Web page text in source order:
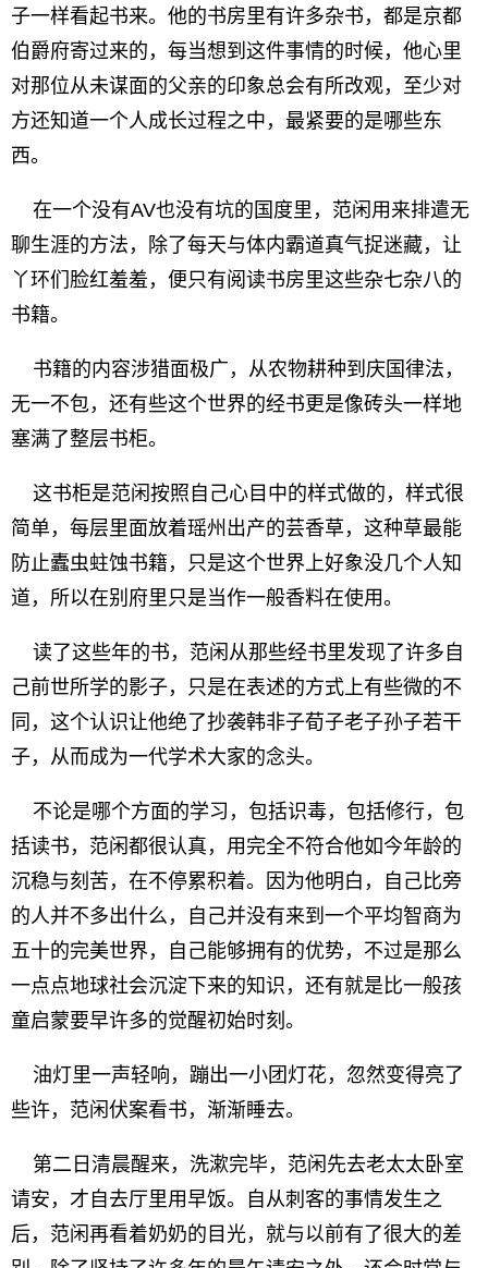
子一样看起书来。他的书房里有许多杂书，都是京都
伯爵府寄过来的，每当想到这件事情的时候，他心里
对那位从未谋面的父亲的印象总会有所改观，至少对
方还知道一个人成长过程之中，最紧要的是哪些东
西。
在一个没有AV也没有坑的国度里，范闲用来排遣无
聊生涯的方法，除了每天与体内霸道真气捉迷藏，让
丫环们脸红羞羞，便只有阅读书房里这些杂七杂八的
书籍。
书籍的内容涉猎面极广，从农物耕种到庆国律法，
无一不包，还有些这个世界的经书更是像砖头一样地
塞满了整层书柜。
这书柜是范闲按照自己心目中的样式做的，样式很
简单，每层里面放着瑶州出产的芸香草，这种草最能
防止蠹虫蛀蚀书籍，只是这个世界上好象没几个人知
道，所以在别府里只是当作一般香料在使用。
读了这些年的书，范闲从那些经书里发现了许多自
己前世所学的影子，只是在表述的方式上有些微的不
同，这个认识让他绝了抄袭韩非子荀子老子孙子若干
子，从而成为一代学术大家的念头。
不论是哪个方面的学习，包括识毒，包括修行，包
括读书，范闲都很认真，用完全不符合他如今年龄的
沉稳与刻苦，在不停累积着。因为他明白，自己比旁
的人并不多出什么，自己并没有来到一个平均智商为
五十的完美世界，自己能够拥有的优势，不过是那么
一点点地球社会沉淀下来的知识，还有就是比一般孩
童启蒙要早许多的觉醒初始时刻。
油灯里一声轻响，蹦出一小团灯花，忽然变得亮了
些许，范闲伏案看书，渐渐睡去。
第二日清晨醒来，洗漱完毕，范闲先去老太太卧室
请安，才自去厅里用早饭。自从刺客的事情发生之
后，范闲再看着奶奶的目光，就与以前有了很大的差